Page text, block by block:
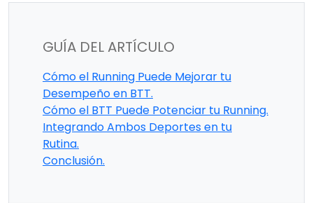
GUÍA DEL ARTÍCULO
Cómo el Running Puede Mejorar tu
Desempeño en BTT.
Cómo el BTT Puede Potenciar tu Running.
Integrando Ambos Deportes en tu
Rutina.
Conclusión.